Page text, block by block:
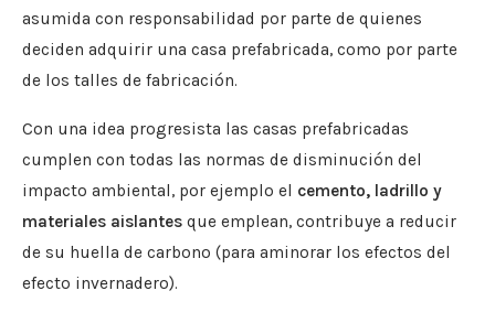
asumida con responsabilidad por parte de quienes
deciden adquirir una casa prefabricada, como por parte
de los talles de fabricación.
Con una idea progresista las casas prefabricadas
cumplen con todas las normas de disminución del
impacto ambiental, por ejemplo el cemento, ladrillo y
materiales aislantes que emplean, contribuye a reducir
de su huella de carbono (para aminorar los efectos del
efecto invernadero).